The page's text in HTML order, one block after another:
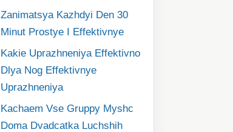
Zanimatsya Kazhdyi Den 30
Minut Prostye I Effektivnye
Kakie Uprazhneniya Effektivno
Dlya Nog Effektivnye
Uprazhneniya
Kachaem Vse Gruppy Myshc
Doma Dvadcatka Luchshih